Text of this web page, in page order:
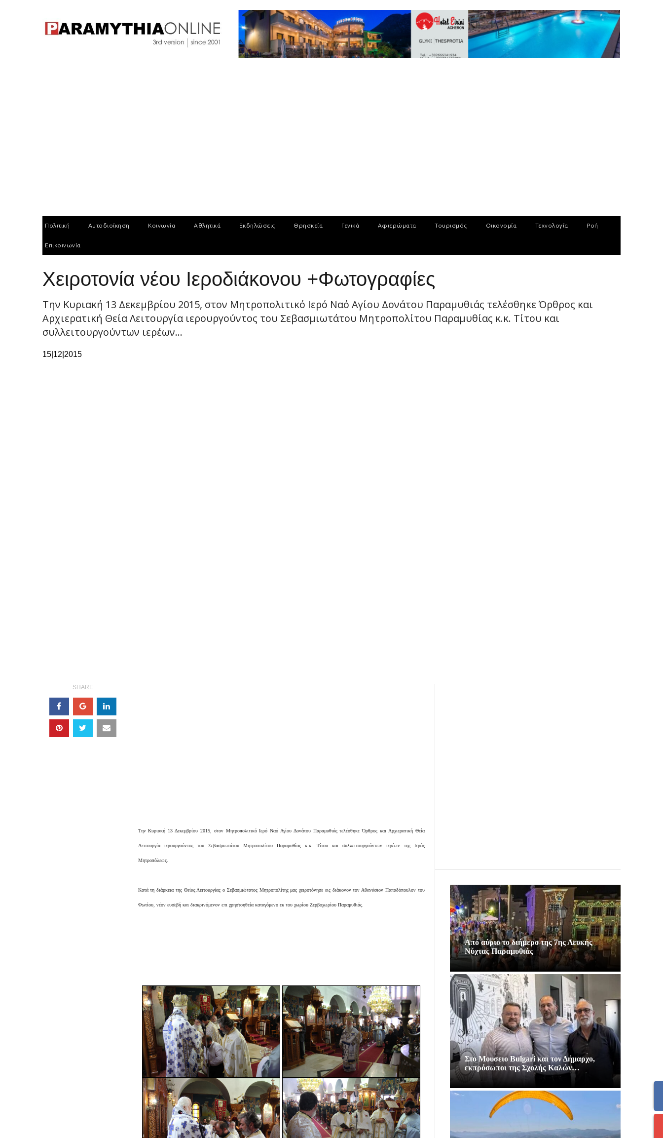
Πολιτική Αυτοδιοίκηση Κοινωνία Αθλητικά Εκδηλώσεις Θρησκεία Γενικά Αφιερώματα Τουρισμός Οικονομία Τεχνολογία Ροή
Επικοινωνία
Χειροτονία νέου Ιεροδιάκονου +Φωτογραφίες
Την Κυριακή 13 Δεκεμβρίου 2015, στον Μητροπολιτικό Ιερό Ναό Αγίου Δονάτου Παραμυθιάς τελέσθηκε Όρθρος και
Αρχιερατική Θεία Λειτουργία ιερουργούντος του Σεβασμιωτάτου Μητροπολίτου Παραμυθίας κ.κ. Τίτου και
συλλειτουργούντων ιερέων...
15|12|2015
SHARE
Την Κυριακή 13 Δεκεμβρίου 2015, στον Μητροπολιτικό Ιερό Ναό Αγίου Δονάτου Παραμυθιάς τελέσθηκε Όρθρος και Αρχιερατική Θεία
Λειτουργία ιερουργούντος του Σεβασμιωτάτου Μητροπολίτου Παραμυθίας κ.κ. Τίτου και συλλειτουργούντων ιερέων της Ιεράς
Μητροπόλεως.
Κατά τη διάρκεια της Θείας Λειτουργίας ο Σεβασμιώτατος Μητροπολίτης μας χειροτόνησε εις διάκονον τον Αθανάσιον Παπαδόπουλον του
Φωτίου, νέον ευσεβή και διακρινόμενον επι χρηστοηθεία καταγόμενο εκ του χωρίου Ζερβοχωρίου Παραμυθιάς.
Από αύριο το διήμερο της 7ης Λευκής
Νύχτας Παραμυθιάς
Στο Μουσειο Bulgari και τον Δήμαρχο,
εκπρόσωποι της Σχολής Καλών…